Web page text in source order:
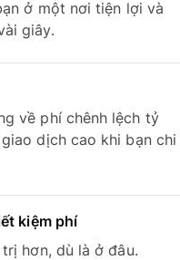
ở một nơi tiện lợi và
giây.
về phí chênh lệch tỷ
dịch cao khi bạn chi
kiệm phí
hơn, dù là ở đâu.